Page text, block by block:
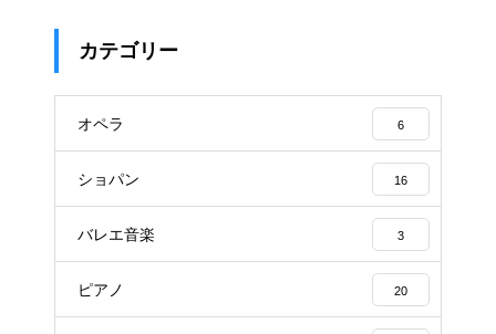
カテゴリー
オペラ 6
ショパン 16
バレエ音楽 3
ピアノ 20